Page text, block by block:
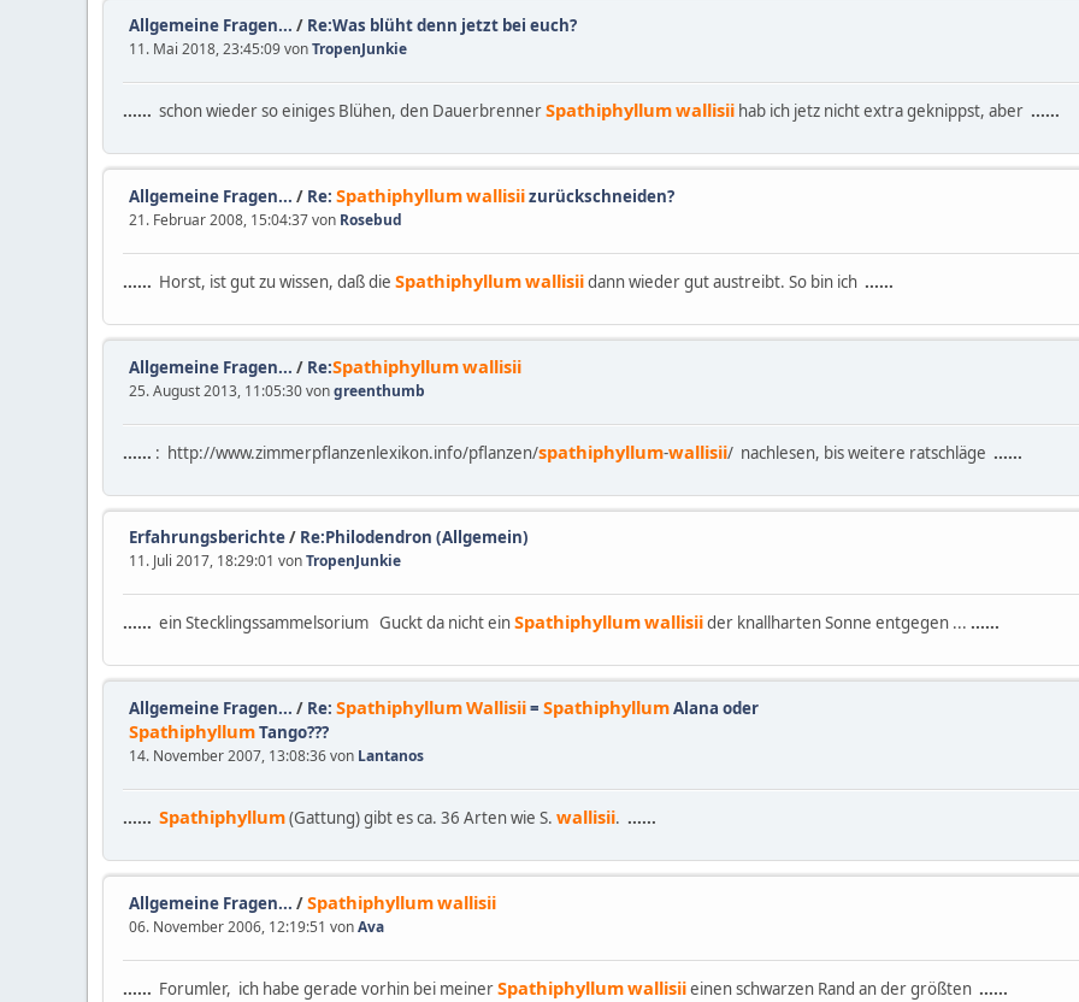
Allgemeine Fragen... / Re:Was blüht denn jetzt bei euch?
11. Mai 2018, 23:45:09 vonTropenJunkie
...... schon wieder so einiges Blühen, den DauerbrennerSpathiphyllumwallisii hab ich jetz nicht extra geknippst, aber ......
Allgemeine Fragen... / Re: Spathiphyllumwallisiizurückschneiden?
21. Februar 2008, 15:04:37 von Rosebud
...... Horst, ist gut zu wissen, daß die Spathiphyllumwallisiidann wieder gut austreibt. So bin ich ......
Allgemeine Fragen... / Re:Spathiphyllumwallisii
25. August 2013, 11:05:30 vongreenthumb
...... : http://www.zimmerpflanzenlexikon.info/pflanzen/spathiphyllum-wallisii/ nachlesen, bis weitere ratschläge ......
Erfahrungsberichte/ Re:Philodendron (Allgemein)
11. Juli 2017, 18:29:01 vonTropenJunkie
...... ein Stecklingssammelsorium Guckt da nicht einSpathiphyllumwallisiider knallharten Sonne entgegen ... ......
Allgemeine Fragen... / Re: SpathiphyllumWallisii= SpathiphyllumAlana oder
SpathiphyllumTango???
14. November 2007, 13:08:36 von Lantanos
...... Spathiphyllum(Gattung) gibt es ca. 36 Arten wie S. wallisii. ......
Allgemeine Fragen... /Spathiphyllumwallisii
06. November 2006, 12:19:51 vonAva
...... Forumler, ich habe gerade vorhin bei meinerSpathiphyllumwallisiieinen schwarzen Rand an der größten ......